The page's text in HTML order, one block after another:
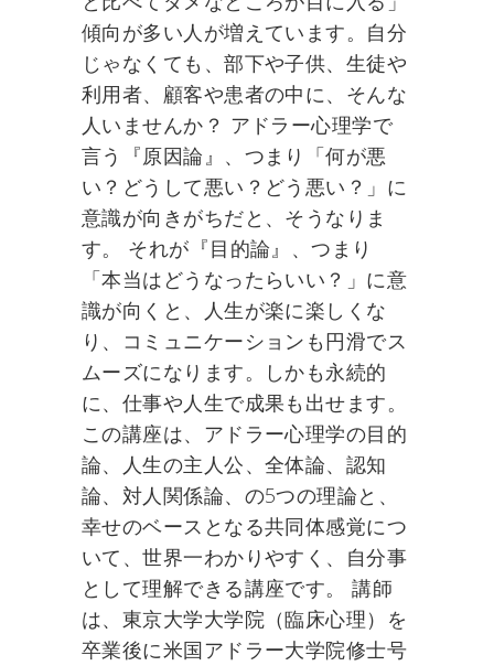
傾向が多い人が増えています。自分
じゃなくても、部下や子供、生徒や
利用者、顧客や患者の中に、そんな
人いませんか？ アドラー心理学で
言う『原因論』、つまり「何が悪
い？どうして悪い？どう悪い？」に
意識が向きがちだと、そうなりま
す。 それが『目的論』、つまり
「本当はどうなったらいい？」に意
識が向くと、人生が楽に楽しくな
り、コミュニケーションも円滑でス
ムーズになります。しかも永続的
に、仕事や人生で成果も出せます。
この講座は、アドラー心理学の目的
論、人生の主人公、全体論、認知
論、対人関係論、の5つの理論と、
幸せのベースとなる共同体感覚につ
いて、世界一わかりやすく、自分事
として理解できる講座です。 講師
は、東京大学大学院（臨床心理）を
卒業後に米国アドラー大学院修士号